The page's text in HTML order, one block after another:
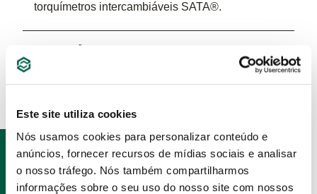
Este site utiliza cookies
Nós usamos cookies para personalizar conteúdo e
anúncios, fornecer recursos de mídias sociais e analisar
o nosso tráfego. Nós também compartilharmos
informações sobre o seu uso do nosso site com nossos
torquímetros intercambiáveis SATA®.
PRODUTOS
RELACIONADOS